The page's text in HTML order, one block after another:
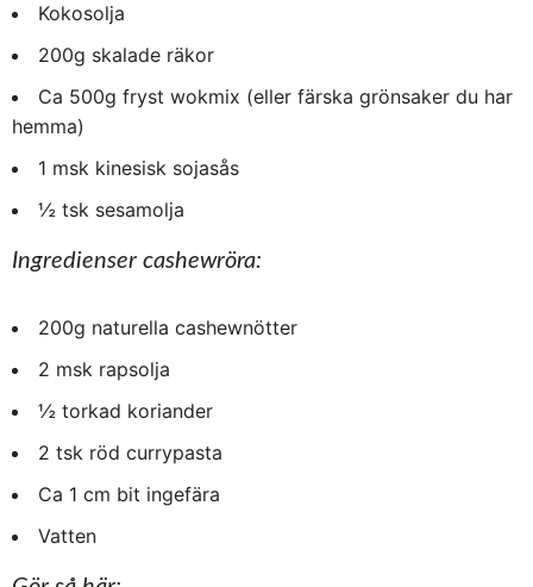
Kokosolja
200g skalade räkor
Ca 500g fryst wokmix (eller färska grönsaker du har
hemma)
1 msk kinesisk sojasås
½ tsk sesamolja
Ingredienser cashewröra:
200g naturella cashewnötter
2 msk rapsolja
½ torkad koriander
2 tsk röd currypasta
Ca 1 cm bit ingefära
Vatten